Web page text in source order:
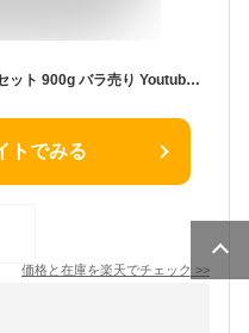
【P5倍】Deer DaDa 人気グミ 50個セット 900g バラ売り Youtube insで話題 地球グミ 目玉グミ 哺乳瓶グミ マンゴーグミ 地球ゼリー 韓国の人気菓子 お菓子 可愛い 韓国グミ SNSで話題 大人 子供 子ども イカゲーム ウルトラマン お菓子 バスケットボールグミ グミ福袋
トでみる
価格と在庫を楽天でチェック >>